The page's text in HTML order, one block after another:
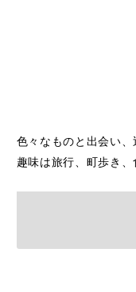
色々なものと出会い